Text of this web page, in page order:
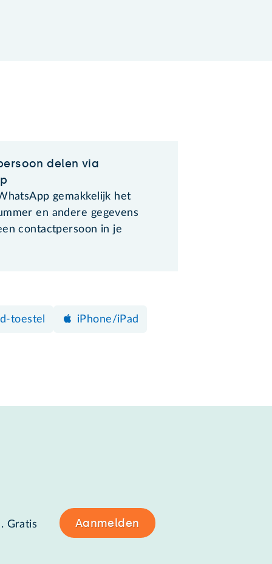
delen via
gemakkelijk het
en andere gegevens
contactpersoon in je
toestel iPhone/iPad
Gratis Aanmelden